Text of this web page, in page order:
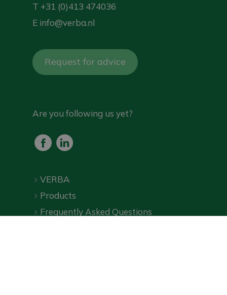
T +31 (0)413 474036
E info@verba.nl
Request for advice
Are you following us yet?
VERBA
Products
Frequently Asked Questions